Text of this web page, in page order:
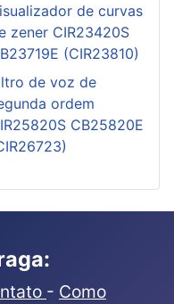
de curvas
zener CIR23420S
(CIR23810)
de voz de
ordem
CB25820E
- Como